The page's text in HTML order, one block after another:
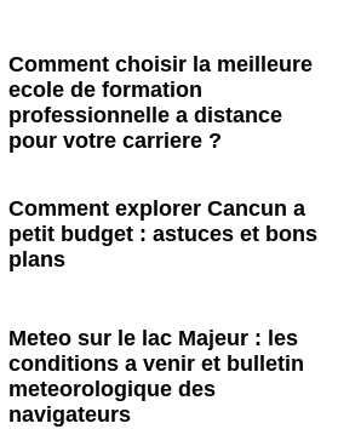
Comment choisir la meilleure
ecole de formation
professionnelle a distance
pour votre carriere ?
Comment explorer Cancun a
petit budget : astuces et bons
plans
Meteo sur le lac Majeur : les
conditions a venir et bulletin
meteorologique des
navigateurs